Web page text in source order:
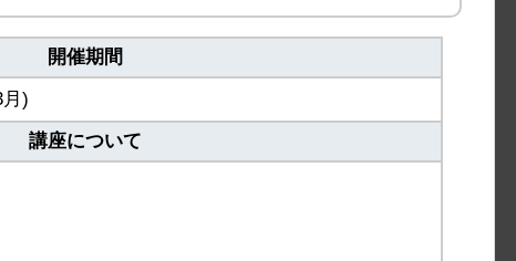
開催期間
)
講座について